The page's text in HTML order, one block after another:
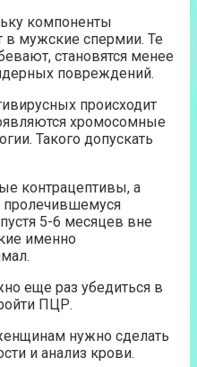
компоненты
в мужские спермии. Те
становятся менее
повреждений.
происходит
хромосомные
Такого допускать
контрацептивы, а
пролечившемуся
5-6 месяцев вне
именно
еще раз убедиться в
ПЦР.
нужно сделать
и анализ крови.